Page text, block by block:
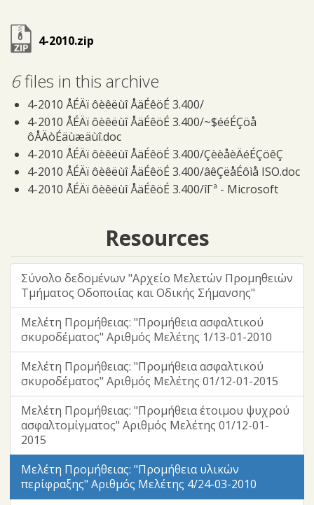
4-2010.zip
6files in this archive
4-2010 ÅÉÄï ôèêëùî ÅäÉêöÉ 3.400/
4-2010 ÅÉÄï ôèêëùî ÅäÉêöÉ 3.400/~$ééÉÇöå
ôÅÄòÉäùæäùî.doc
4-2010 ÅÉÄï ôèêëùî ÅäÉêöÉ 3.400/ÇèèåèÄéÉÇöêÇ
4-2010 ÅÉÄï ôèêëùî ÅäÉêöÉ 3.400/âêÇëåÉôìå ISO.doc
4-2010 ÅÉÄï ôèêëùî ÅäÉêöÉ 3.400/îΓª - Microsoft
ôÅÄòÉäùæäùî.docResources
Σύνολο δεδομένων "Αρχείο Μελετών Προμηθειών
Τμήματος Οδοποιίας και Οδικής Σήμανσης"
Μελέτη Προμήθειας: "Προμήθεια ασφαλτικού
σκυροδέματος" Αριθμός Μελέτης 1/13-01-2010
Μελέτη Προμήθειας: "Προμήθεια ασφαλτικού
σκυροδέματος" Αριθμός Μελέτης 01/12-01-2015
Μελέτη Προμήθειας: "Προμήθεια έτοιμου ψυχρού
ασφαλτομίγματος" Αριθμός Μελέτης 01/12-01-
2015
Μελέτη Προμήθειας: "Προμήθεια υλικών
περίφραξης" Αριθμός Μελέτης 4/24-03-2010